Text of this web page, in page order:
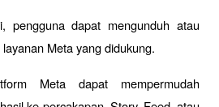
pengguna dapat mengunduh atau
Meta yang didukung.
Meta dapat mempermudah